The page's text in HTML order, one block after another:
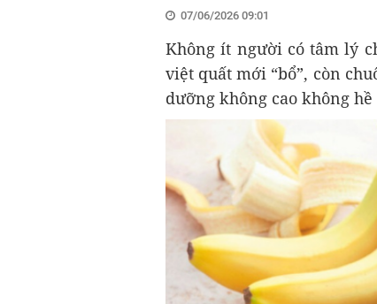
07/06/2026 09:01
Không ít người có tâm lý
việt quất mới “bổ”, còn
dưỡng không cao không